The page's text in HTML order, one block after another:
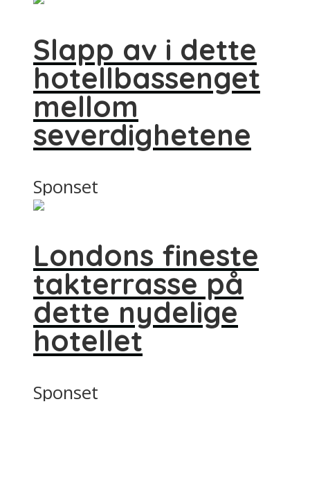
Slapp av i dette
hotellbassenget
mellom
severdighetene
Sponset
Londons fineste
takterrasse på
dette nydelige
hotellet
Sponset